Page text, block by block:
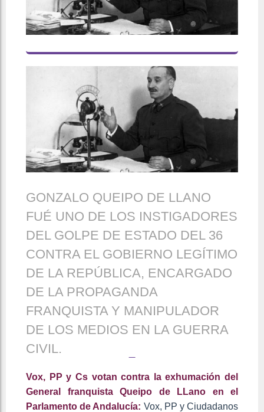
GONZALO QUEIPO DE LLANO
FUÉ UNO DE LOS INSTIGADORES
DEL GOLPE DE ESTADO DEL 36
CONTRA EL GOBIERNO LEGÍTIMO
DE LA REPÚBLICA, ENCARGADO
DE LA PROPAGANDA
FRANQUISTA Y MANIPULADOR
DE LOS MEDIOS EN LA GUERRA
CIVIL.
Vox, PP y Cs votan contra la exhumación del
General franquista Queipo de LLano en el
Parlamento de Andalucía: Vox, PP y Ciudadanos